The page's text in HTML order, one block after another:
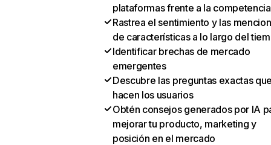
plataformas frente a la competencia
Rastrea el sentimiento y las
de características a lo largo del
Identificar brechas de mercado
emergentes
Descubre las preguntas exactas
hacen los usuarios
Obtén consejos generados por IA
mejorar tu producto, marketing y
posición en el mercado